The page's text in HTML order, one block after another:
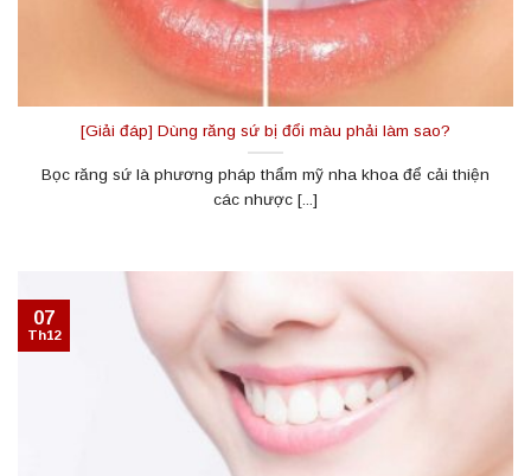
[Giải đáp] Dùng răng sứ bị đổi màu phải làm sao?
Bọc răng sứ là phương pháp thẩm mỹ nha khoa để cải thiện
các nhược [...]
07
Th12